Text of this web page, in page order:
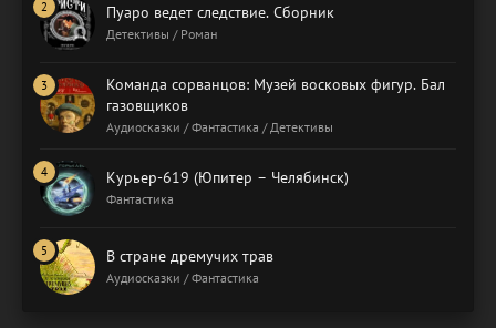
Пуаро ведет следствие. Сборник
Детективы / Роман
Команда сорванцов: Музей восковых фигур. Бал
газовщиков
Аудиосказки / Фантастика / Детективы
Курьер-619 (Юпитер – Челябинск)
Фантастика
В стране дремучих трав
Аудиосказки / Фантастика